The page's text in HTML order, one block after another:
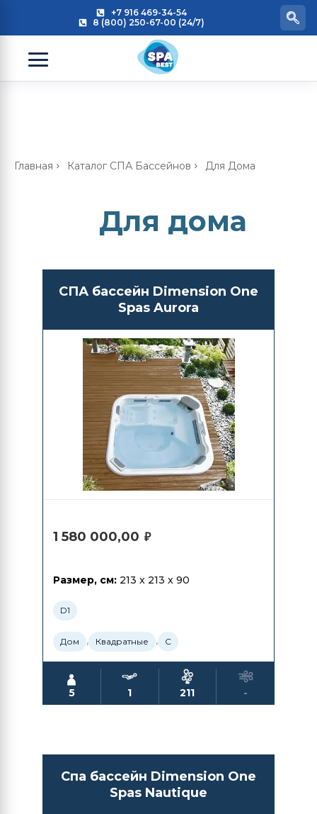
+7 916 469-34-54
8 (800) 250-67-00 (24/7)
Главная Каталог СПА Бассейнов Для Дома
Для дома
СПА бассейн Dimension One
Spas Aurora
1 580 000,00 ₽
Размер, см: 213 x 213 x 90
D1
Дом , Квадратные , С
5 1 211 -
Спа бассейн Dimension One
Spas Nautique